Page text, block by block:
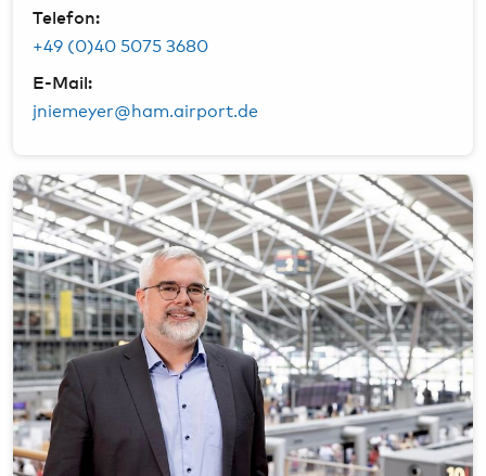
Telefon:
+49 (0)40 5075 3680
E-Mail:
jniemeyer@ham.airport.de